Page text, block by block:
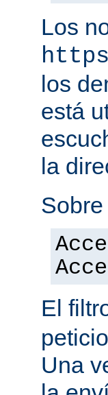
Los
https
los
está
la
El
Una